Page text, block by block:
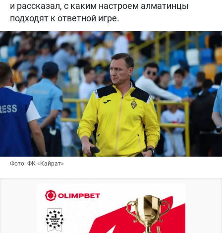
и рассказал, с каким настроем алматинцы
подходят к ответной игре.
Фото: ФК «Кайрат»